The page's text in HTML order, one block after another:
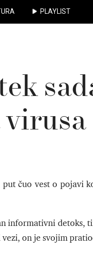
PLAYLIST
čuo vest o pojavi
informativni detoks,
on je svojim